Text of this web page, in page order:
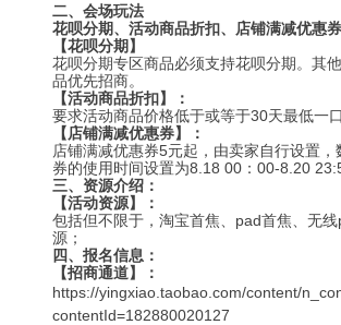
二、会场玩法
花呗分期、活动商品折扣、
店铺满减优惠
【花呗分期 】
花呗分期专区商品必须支持花呗分期。其
品优先招商。
【活动商品折扣】
：
要求活动商品价格低于或等于30天最低一
【店铺满减优惠券】：
店铺满减优惠券5元起，由卖家自行设置
券的使用时间设置为8.18 00：00-8.20
三、资源介绍：
【活动资源】：
包括但不限于，淘宝首焦、pad首焦、无
源；
四、报名信息：
【招商通道】
：
https://yingxiao.taobao.com/content/
contentId=182880020127